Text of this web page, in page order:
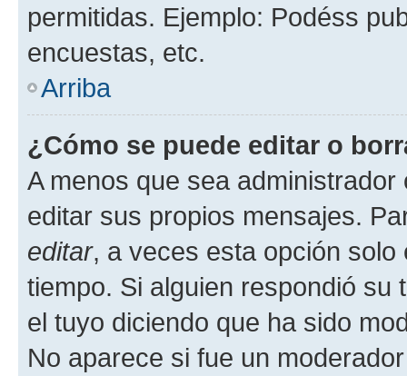
permitidas. Ejemplo: Podéss
encuestas, etc.
Arriba
¿Cómo se puede editar o
A menos que sea
editar sus propios mensajes.
editar, a veces esta opción
tiempo. Si alguien respondió
el tuyo diciendo que ha sido
No aparece si fue un